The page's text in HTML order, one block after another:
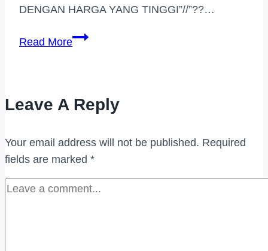
DENGAN HARGA YANG TINGGI”//”??…
Read MoreBELI
HARGA
(IJOK,PERAK)
Leave A Reply
Your email address will not be published. Required
fields are marked *